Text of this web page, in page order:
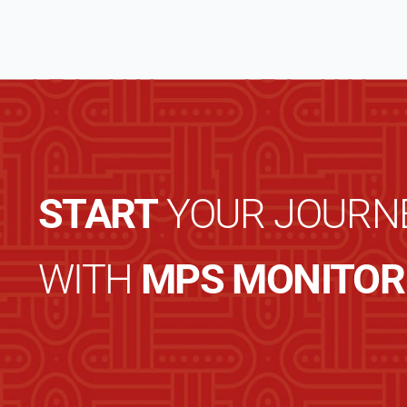
STARTYOUR
WITH MPS MONITOR